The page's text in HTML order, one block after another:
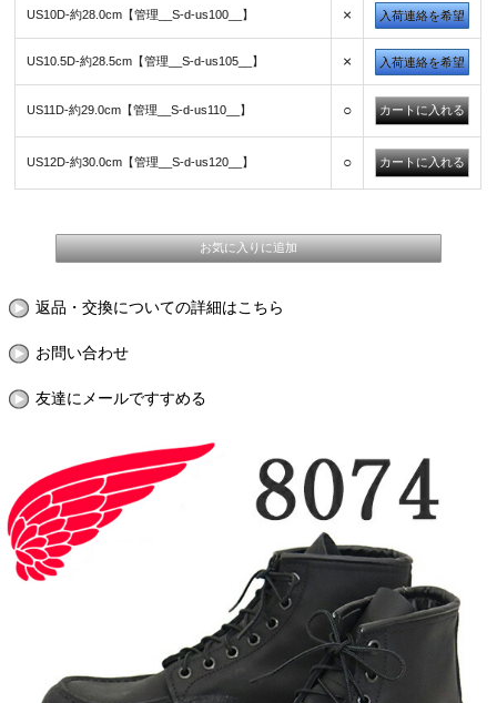
US10D-約28.0cm【管理__S-d-us100__】 × 入荷連絡を希望
US10.5D-約28.5cm【管理__S-d-us105__】 × 入荷連絡を希望
US11D-約29.0cm【管理__S-d-us110__】 ○
US12D-約30.0cm【管理__S-d-us120__】 ○
返品・交換についての詳細はこちら
お問い合わせ
友達にメールですすめる